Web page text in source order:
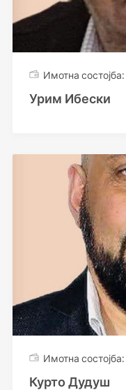
Урим Ибески
Курто Дудуш